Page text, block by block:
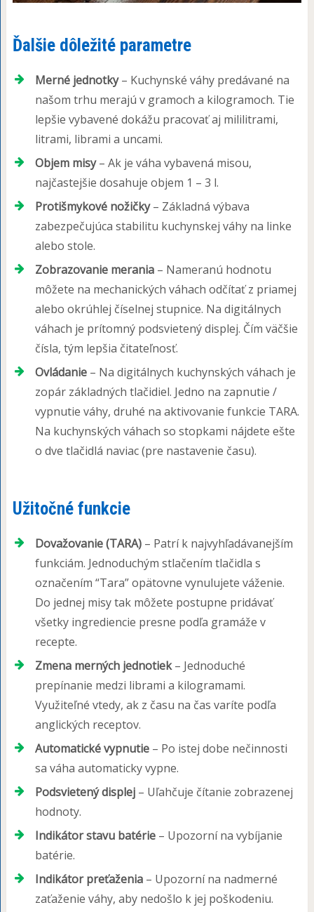
Ďalšie dôležité parametre
Merné jednotky– Kuchynské váhy predávané na
našom trhu merajú v gramoch a kilogramoch. Tie
lepšie vybavené dokážu pracovať aj mililitrami,
litrami, librami a uncami.
Objem misy– Ak je váha vybavená misou,
najčastejšie dosahuje objem 1 – 3 l.
Protišmykové nožičky– Základná výbava
zabezpečujúca stabilitu kuchynskej váhy na linke
alebo stole.
Zobrazovanie merania– Nameranú hodnotu
môžete na mechanických váhach odčítať z priamej
alebo okrúhlej číselnej stupnice. Na digitálnych
váhach je prítomný podsvietený displej. Čím väčšie
čísla, tým lepšia čitateľnosť.
Ovládanie– Na digitálnych kuchynských váhach je
zopár základných tlačidiel. Jedno na zapnutie /
vypnutie váhy, druhé na aktivovanie funkcie TARA.
Na kuchynských váhach so stopkami nájdete ešte
o dve tlačidlá naviac (pre nastavenie času).
Užitočné funkcie
Dovažovanie (TARA)– Patrí k najvyhľadávanejším
funkciám. Jednoduchým stlačením tlačidla s
označením “Tara” opätovne vynulujete váženie.
Do jednej misy tak môžete postupne pridávať
všetky ingrediencie presne podľa gramáže v
recepte.
Zmena merných jednotiek– Jednoduché
prepínanie medzi librami a kilogramami.
Využiteľné vtedy, ak z času na čas varíte podľa
anglických receptov.
Automatické vypnutie– Po istej dobe nečinnosti
sa váha automaticky vypne.
Podsvietený displej– Uľahčuje čítanie zobrazenej
hodnoty.
Indikátor stavu batérie– Upozorní na vybíjanie
batérie.
Indikátor preťaženia– Upozorní na nadmerné
zaťaženie váhy, aby nedošlo k jej poškodeniu.